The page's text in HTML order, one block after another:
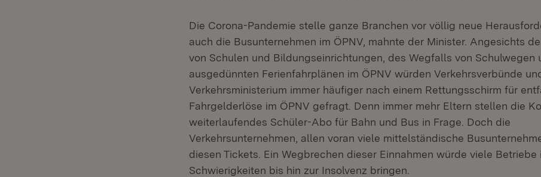
Die Corona-Pandemie stelle ganze Branchen vor völlig neue
auch die Busunternehmen im ÖPNV, mahnte der Minister. Angesichts
von Schulen und Bildungseinrichtungen, des Wegfalls von Schulwegen
ausgedünnten Ferienfahrplänen im ÖPNV würden Verkehrsverbünde
Verkehrsministerium immer häufiger nach einem Rettungsschirm für
Fahrgelderlöse im ÖPNV gefragt. Denn immer mehr Eltern stellen die
weiterlaufendes Schüler-Abo für Bahn und Bus in Frage. Doch die
Verkehrsunternehmen, allen voran viele mittelständische
diesen Tickets. Ein Wegbrechen dieser Einnahmen würde viele Betriebe
Schwierigkeiten bis hin zur Insolvenz bringen.